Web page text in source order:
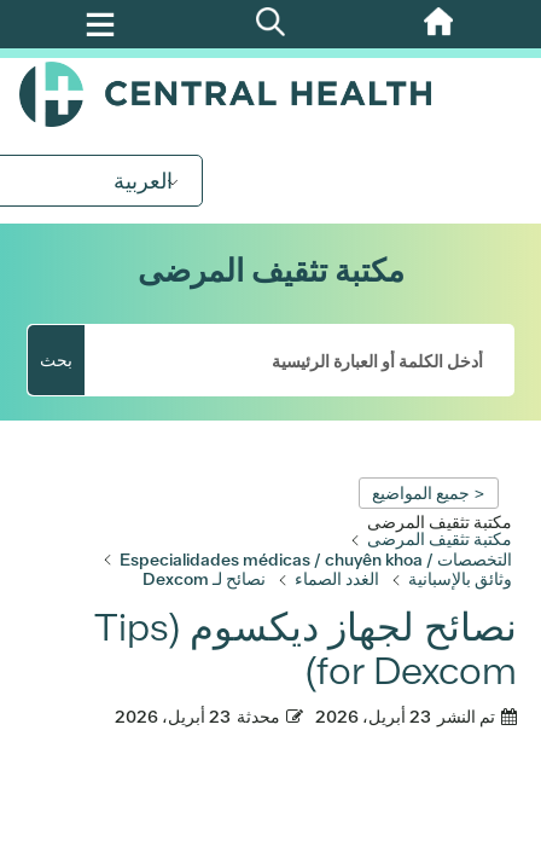
تخطي
العربية
مكتبة تثقيف المرضى
بحث
< جميع المواضيع
مكتبة تثقيف المرضى
مكتبة تثقيف المرضى
التخصصات / Especialidades médicas / chuyên khoa
وثائق بالإسبانية
الغدد الصماء نصائح لـ Dexcom
نصائح لجهاز ديكسوم (Tips
for Dexcom)
تم النشر 23 أبريل، 2026 محدثة 23 أبريل، 2026